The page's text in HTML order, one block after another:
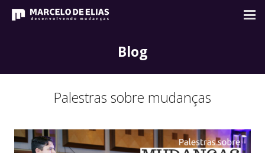
Blog
Palestras sobre mudanças